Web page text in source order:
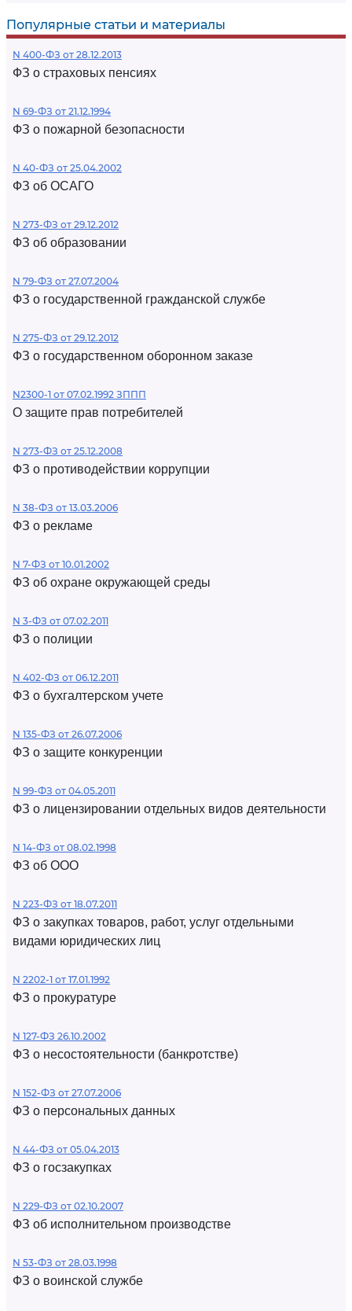
Популярные статьи и материалы
N 400-ФЗ от 28.12.2013
ФЗ о страховых пенсиях
N 69-ФЗ от 21.12.1994
ФЗ о пожарной безопасности
N 40-ФЗ от 25.04.2002
ФЗ об ОСАГО
N 273-ФЗ от 29.12.2012
ФЗ об образовании
N 79-ФЗ от 27.07.2004
ФЗ о государственной гражданской службе
N 275-ФЗ от 29.12.2012
ФЗ о государственном оборонном заказе
N2300-1 от 07.02.1992 ЗППП
О защите прав потребителей
N 273-ФЗ от 25.12.2008
ФЗ о противодействии коррупции
N 38-ФЗ от 13.03.2006
ФЗ о рекламе
N 7-ФЗ от 10.01.2002
ФЗ об охране окружающей среды
N 3-ФЗ от 07.02.2011
ФЗ о полиции
N 402-ФЗ от 06.12.2011
ФЗ о бухгалтерском учете
N 135-ФЗ от 26.07.2006
ФЗ о защите конкуренции
N 99-ФЗ от 04.05.2011
ФЗ о лицензировании отдельных видов деятельности
N 14-ФЗ от 08.02.1998
ФЗ об ООО
N 223-ФЗ от 18.07.2011
ФЗ о закупках товаров, работ, услуг отдельными
видами юридических лиц
N 2202-1 от 17.01.1992
ФЗ о прокуратуре
N 127-ФЗ 26.10.2002
ФЗ о несостоятельности (банкротстве)
N 152-ФЗ от 27.07.2006
ФЗ о персональных данных
N 44-ФЗ от 05.04.2013
ФЗ о госзакупках
N 229-ФЗ от 02.10.2007
ФЗ об исполнительном производстве
N 53-ФЗ от 28.03.1998
ФЗ о воинской службе